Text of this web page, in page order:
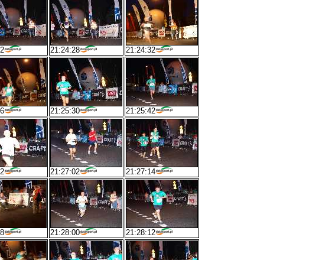
21:24:28 21:24:32
21:25:30 21:25:42
21:27:02 21:27:14
21:28:00 21:28:12